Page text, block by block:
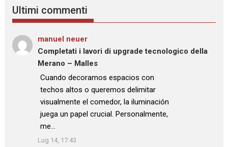
Ultimi commenti
manuel neuer
Completati i lavori di upgrade tecnologico della
Merano – Malles
: “
Cuando decoramos espacios con
techos altos o queremos delimitar
visualmente el comedor, la iluminación
juega un papel crucial. Personalmente,
me…
”
Lug 14, 17:43